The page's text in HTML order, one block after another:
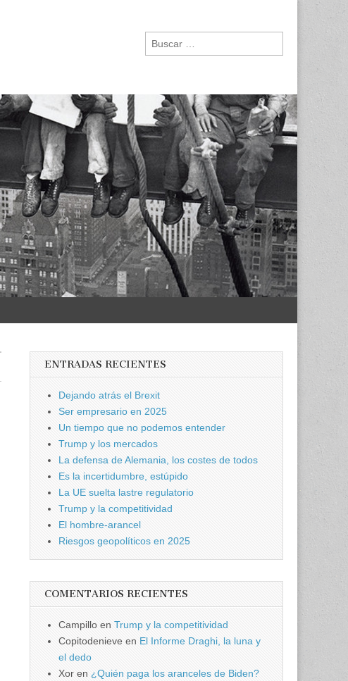
Buscar:
ENTRADAS RECIENTES
Dejando atrás el Brexit
Ser empresario en 2025
Un tiempo que no podemos entender
Trump y los mercados
La defensa de Alemania, los costes de todos
Es la incertidumbre, estúpido
La UE suelta lastre regulatorio
Trump y la competitividad
El hombre-arancel
Riesgos geopolíticos en 2025
COMENTARIOS RECIENTES
Campillo enTrump y la competitividad
Copitodenieve en El Informe Draghi, la luna y
el dedo
Xor en ¿Quién paga los aranceles de Biden?